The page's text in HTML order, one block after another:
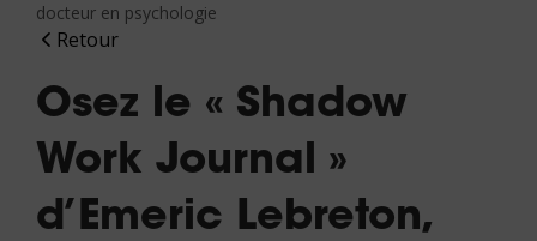
Retour
docteur en psychologie
Osez le « Shadow
Work Journal »
d’Emeric Lebreton,